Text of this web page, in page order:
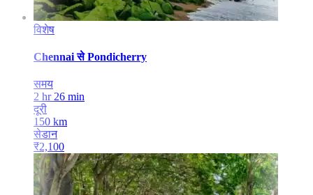
विशेष
Chennai से Pondicherry
समय
2 hr 26 min
दूरी
150 km
सेडान
₹2,100